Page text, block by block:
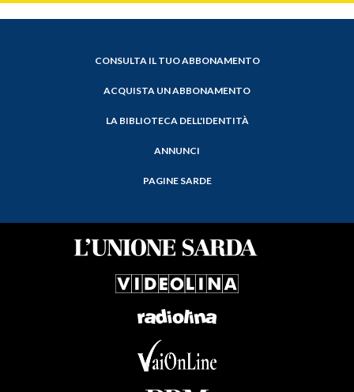
CONSULTA IL TUO ABBONAMENTO
ACQUISTA UN ABBONAMENTO
LA BIBLIOTECA DELL'IDENTITÀ
ANNUNCI
PAGINE SARDE